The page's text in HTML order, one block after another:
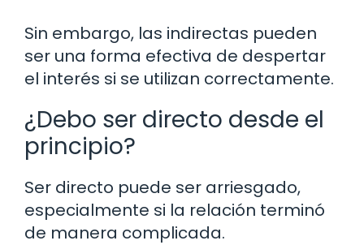
Sin embargo, las indirectas pueden
ser una forma efectiva de despertar
el interés si se utilizan correctamente.
¿Debo ser directo desde el
principio?
Ser directo puede ser arriesgado,
especialmente si la relación terminó
de manera complicada.